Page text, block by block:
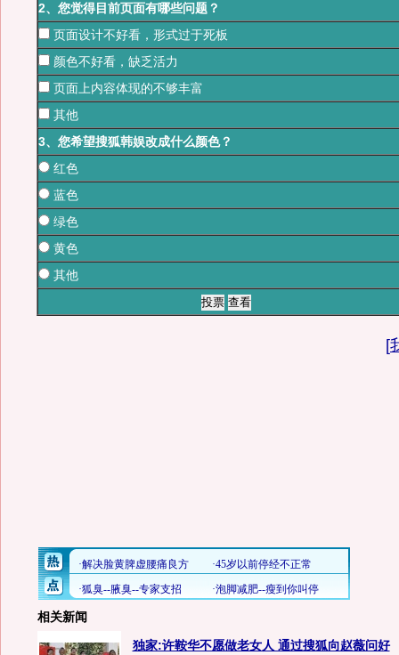
2、您觉得目前页面有哪些问题？
页面设计不好看，形式过于死板
颜色不好看，缺乏活力
页面上内容体现的不够丰富
其他
3、您希望搜狐韩娱改成什么颜色？
红色
蓝色
绿色
黄色
其他
[
相关新闻
独家:许鞍华不愿做老女人 通过搜狐向赵薇问好